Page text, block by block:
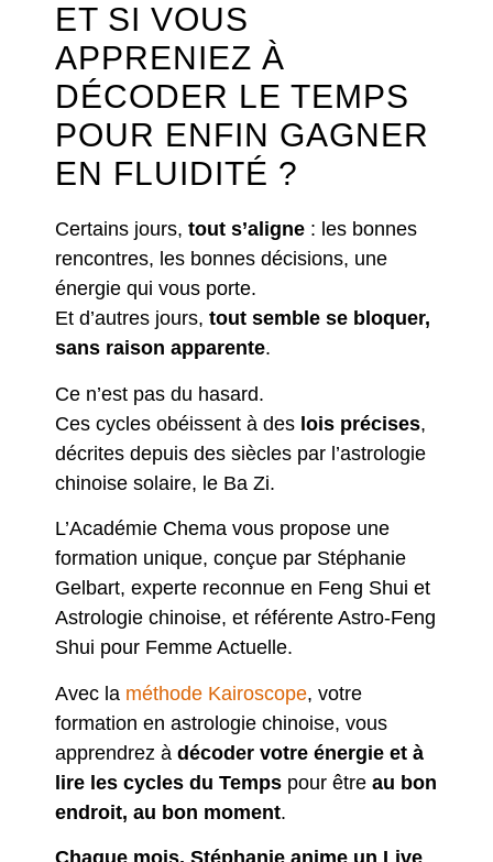
ET SI VOUS
APPRENIEZ À
DÉCODER LE TEMPS
POUR ENFIN GAGNER
EN FLUIDITÉ ?
Certains jours, tout s’aligne : les bonnes
rencontres, les bonnes décisions, une
énergie qui vous porte.
Et d’autres jours, tout semble se bloquer,
sans raison apparente.
Ce n’est pas du hasard.
Ces cycles obéissent à des lois précises,
décrites depuis des siècles par l’astrologie
chinoise solaire, le Ba Zi.
L’Académie Chema vous propose une
formation unique, conçue par Stéphanie
Gelbart, experte reconnue en Feng Shui et
Astrologie chinoise, et référente Astro-Feng
Shui pour Femme Actuelle.
Avec la méthode Kairoscope, votre
formation en astrologie chinoise, vous
apprendrez à décoder votre énergie et à
lire les cycles du Temps pour être au bon
endroit, au bon moment.
Chaque mois, Stéphanie anime un Live